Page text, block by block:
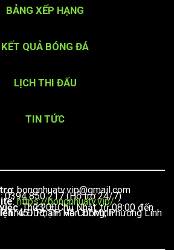
BẢNG XẾP HẠNG
KẾT QUẢ BÓNG ĐÁ
LỊCH THI ĐẤU
TIN TỨC
:bongnhuatv.vip@gmail.com
: 0394 850 217 (Hỗ trợ 24/7)
:https://bongnhuatv.vip/
: Thứ 2 – Chủ Nhật, từ 08:00 đến 23:00
Đồng, Phường Linh Tây, TP. Thủ Đức, TP. Hồ Chí Minh